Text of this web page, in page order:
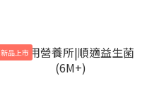
新品上市